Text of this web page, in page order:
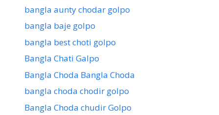
bangla aunty chodar golpo
bangla baje golpo
bangla best choti golpo
Bangla Chati Galpo
Bangla Choda Bangla Choda
bangla choda chodir golpo
Bangla Choda chudir Golpo